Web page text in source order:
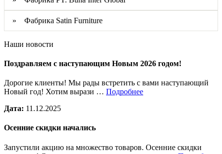
» Фабрика Satin Furniture
Наши новости
Поздравляем с наступающим Новым 2026 годом!
Дорогие клиенты! Мы рады встретить с вами наступающий
Новый год! Хотим вырази … Подробнее
Дата: 11.12.2025
Осенние скидки начались
Запустили акцию на множество товаров. Осенние скидки